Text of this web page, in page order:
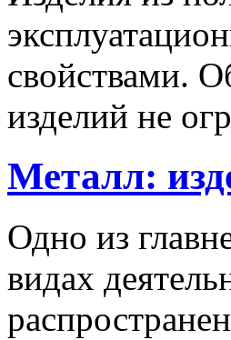
свойствами.
изделий не
Металл:
Одно из
видах